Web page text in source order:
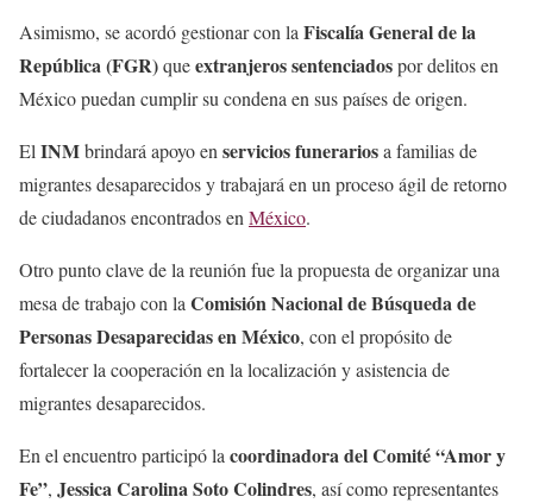
Asimismo, se acordó gestionar con la Fiscalía General de la
República (FGR)queextranjeros sentenciadospor delitos en
México puedan cumplir su condena en sus países de origen.
El INMbrindará apoyo en servicios funerariosa familias de
migrantes desaparecidos y trabajará en un proceso ágil de retorno
de ciudadanos encontrados en México.
Otro punto clave de la reunión fue la propuesta de organizar una
mesa de trabajo con la Comisión Nacional de Búsqueda de
Personas Desaparecidas en México, con el propósito de
fortalecer la cooperación en la localización y asistencia de
migrantes desaparecidos.
En el encuentro participó la coordinadora del Comité “Amor y
Fe”, Jessica Carolina Soto Colindres, así como representantes